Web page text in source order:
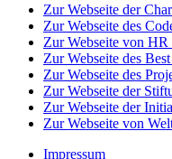
Zur Webseite der
Zur Webseite des
Zur Webseite von HR
Zur Webseite des
Zur Webseite des
Zur Webseite der
Zur Webseite der
Zur Webseite von
Impressum